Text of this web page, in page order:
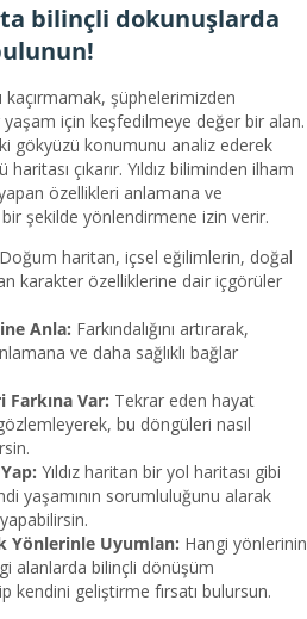
bilinçli dokunuşlarda
kaçırmamak, şüphelerimizden
için keşfedilmeye değer bir alan.
gökyüzü konumunu analiz ederek
çıkarır. Yıldız biliminden ilham
özellikleri anlamana ve
şekilde yönlendirmene izin verir.
haritan, içsel eğilimlerin, doğal
karakter özelliklerine dair içgörüler
Anla: Farkındalığını artırarak,
ve daha sağlıklı bağlar
Farkına Var: Tekrar eden hayat
bu döngüleri nasıl
Yıldız haritan bir yol haritası gibi
yaşamının sorumluluğunu alarak
Yönlerinle Uyumlan: Hangi yönlerinin
alanlarda bilinçli dönüşüm
kendini geliştirme fırsatı bulursun.